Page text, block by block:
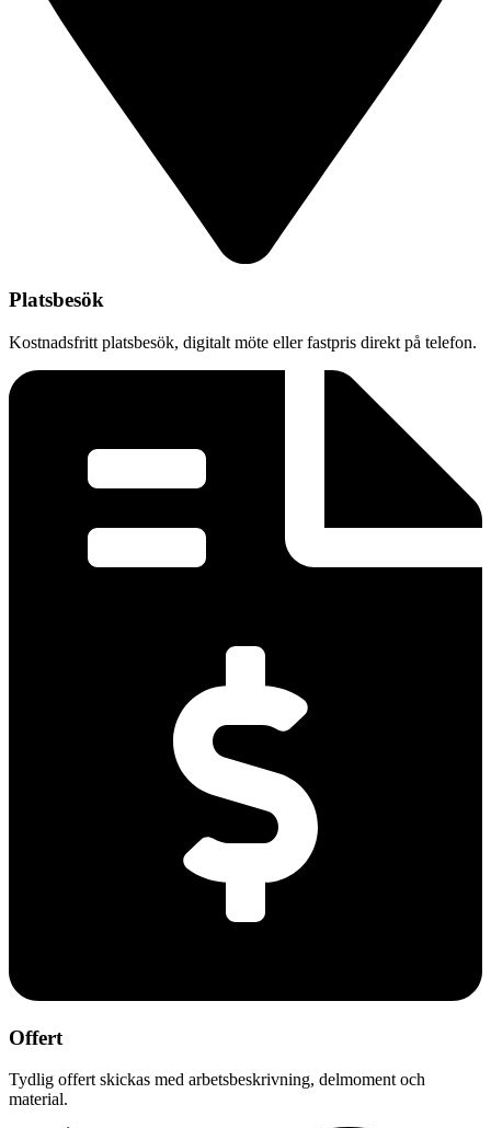
Platsbesök
Kostnadsfritt platsbesök, digitalt möte eller fastpris direkt på telefon.
Offert
Tydlig offert skickas med arbetsbeskrivning, delmoment och
material.